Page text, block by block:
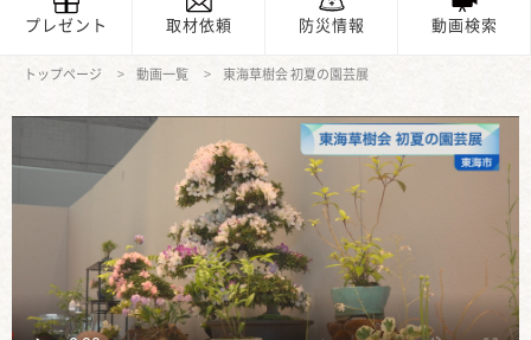
プレゼント 取材依頼 防災情報 動画検索
トップページ 動画一覧 東海草樹会 初夏の園芸展